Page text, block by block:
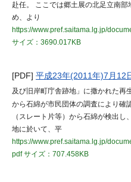
赴任。 ここでは郷土展の北足立南
め、より
https://www.pref.saitama.lg.jp/
サイズ：3690.017KB
[PDF] 平成23年(2011年)7月12
及び旧岸町庁舎跡地」に撒かれた再
から石綿が市民団体の調査により確
（スレート片等）から石綿が検出
地に於いて、平
https://www.pref.saitama.lg.jp/
pdfサイズ：707.458KB